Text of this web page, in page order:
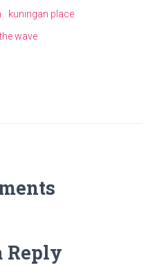
kuningan place
the wave
Reply